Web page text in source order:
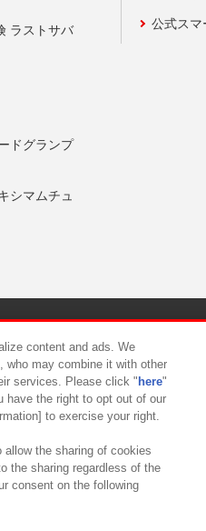
ラストサバ
ドグランプ
シマムチュ
公式スマ
タマーハラスメント対応方針
content and ads. We
who may combine it with other
services. Please click " here"
have the right to opt out of our
to exercise your right.
the sharing of cookies
the sharing regardless of the
consent on the following